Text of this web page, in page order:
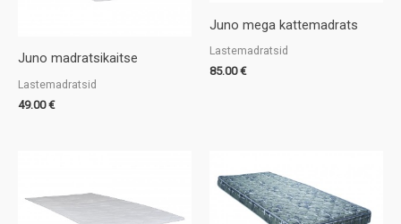
Juno madratsikaitse
Lastemadratsid
49.00€
Juno mega kattemadrats
Lastemadratsid
85.00€